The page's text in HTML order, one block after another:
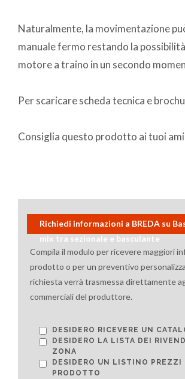
Naturalmente, la movimentazione
manuale fermo restando la
motore a traino in un secondo
Per scaricare scheda tecnica e
Consiglia questo prodotto ai tuoi
Richiedi informazioni a BREDA su
mix tra sezionale e basculante
Compila il modulo per ricevere maggiori
prodotto o per un preventivo
richiesta verrà trasmessa direttamente
commerciali del produttore.
DESIDERO RICEVERE UN
DESIDERO LA LISTA DEI
ZONA
DESIDERO UN LISTINO PREZZI
PRODOTTO